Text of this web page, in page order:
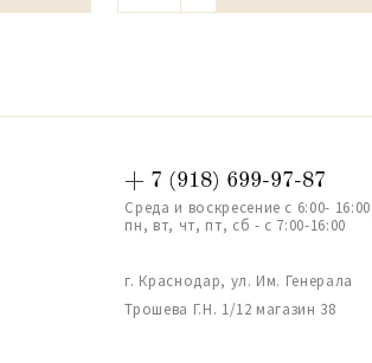
+ 7 (918) 699-97-87
Среда и воскресение с 6:00-
пн, вт, чт, пт, сб - с 7:00-16:00
г. Краснодар, ул. Им. Генерала
Трошева Г.Н. 1/12 магазин 38